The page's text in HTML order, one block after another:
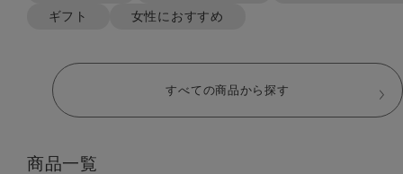
GIFT ギフト
SHOP
ギフト
女性におすすめ
すべての商品から探す
商品一覧